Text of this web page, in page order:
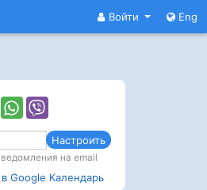
Войти Eng
Настроить
на email
Google Календарь